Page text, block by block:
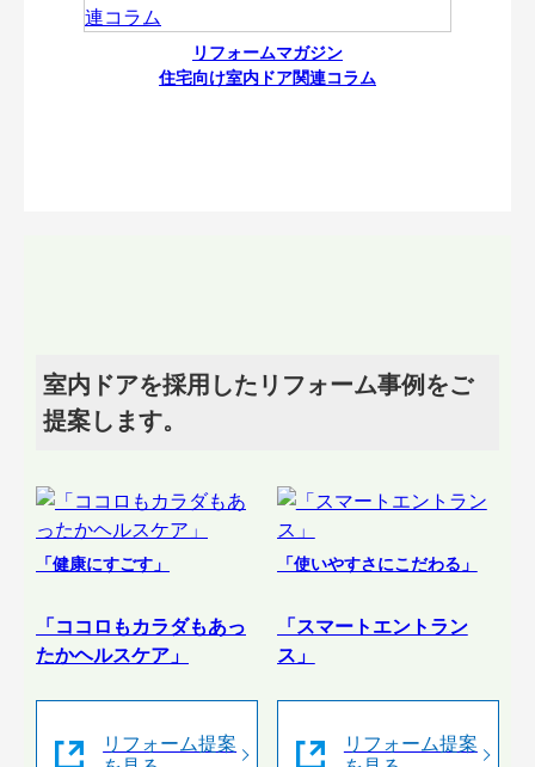
リフォームマガジン
住宅向け室内ドア関連コラム
室内ドアを採用したリフォーム事例をご
提案します。
「健康にすごす」
「ココロもカラダもあっ
たかヘルスケア」
リフォーム提案
「使いやすさにこだわる」
「スマートエントラン
ス」
リフォーム提案